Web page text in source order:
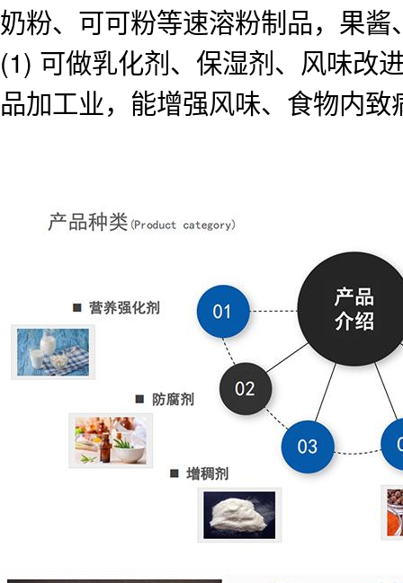
奶粉、可可粉等速溶粉制品，果
(1) 可做乳化剂、保湿剂、风味改
品加工业，能增强风味、食物内